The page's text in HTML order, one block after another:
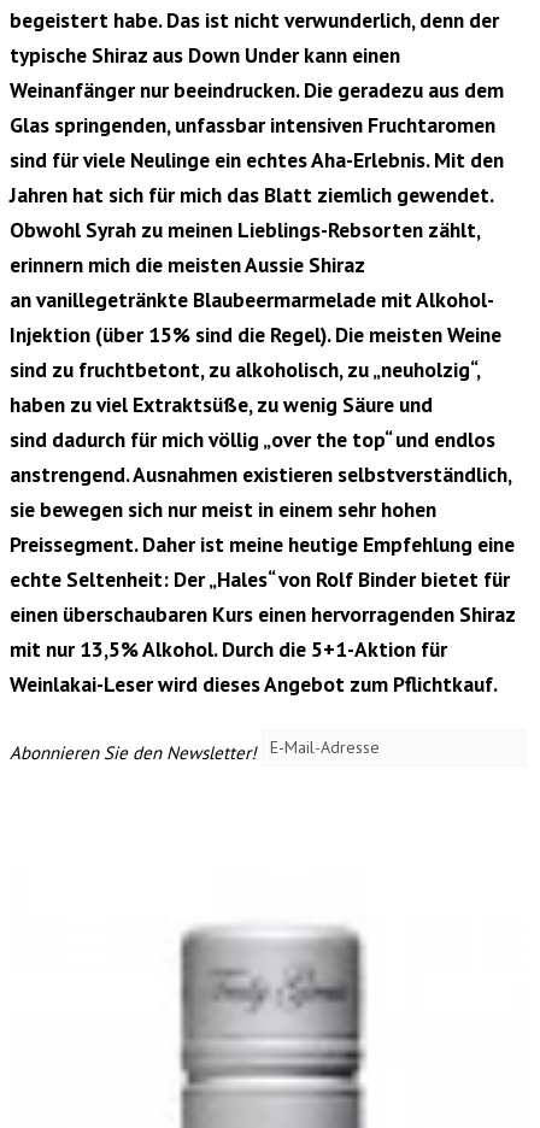
begeistert habe. Das ist nicht verwunderlich, denn der
typische Shiraz aus Down Under kann einen
Weinanfänger nur beeindrucken. Die geradezu aus dem
Glas springenden, unfassbar intensiven Fruchtaromen
sind für viele Neulinge ein echtes Aha-Erlebnis. Mit den
Jahren hat sich für mich das Blatt ziemlich gewendet.
Obwohl Syrah zu meinen Lieblings-Rebsorten zählt,
erinnern mich die meisten Aussie Shiraz
anvanillegetränkte Blaubeermarmelade mit Alkohol-
Injektion (über 15% sind die Regel). Die meisten Weine
sind zu fruchtbetont, zu alkoholisch, zu „neuholzig“,
haben zu viel Extraktsüße, zu wenig Säure und
sind dadurch für mich völlig „over the top“ und endlos
anstrengend. Ausnahmen existieren selbstverständlich,
sie bewegen sich nur meist in einem sehr hohen
Preissegment. Daher ist meine heutige Empfehlung eine
echte Seltenheit: Der „Hales“ von Rolf Binder bietet für
einen überschaubaren Kurs einen hervorragenden Shiraz
mit nur 13,5% Alkohol. Durch die 5+1-Aktion für
Weinlakai-Leser wird dieses Angebot zum Pflichtkauf.
Abonnieren Sie den Newsletter!